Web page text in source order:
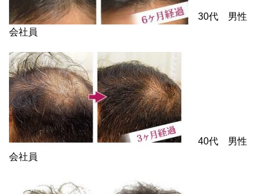
30代 男性
会社員
40代 男性
会社員